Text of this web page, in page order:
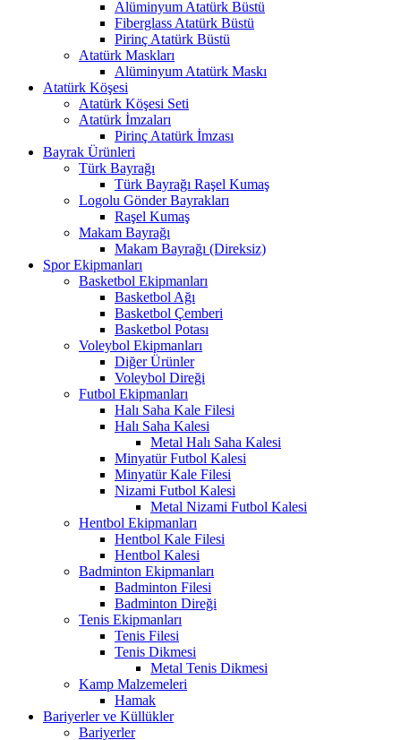
Alüminyum Atatürk Büstü
Fiberglass Atatürk Büstü
Pirinç Atatürk Büstü
Atatürk Maskları
Alüminyum Atatürk Maskı
Atatürk Köşesi
Atatürk Köşesi Seti
Atatürk İmzaları
Pirinç Atatürk İmzası
Bayrak Ürünleri
Türk Bayrağı
Türk Bayrağı Raşel Kumaş
Logolu Gönder Bayrakları
Raşel Kumaş
Makam Bayrağı
Makam Bayrağı (Direksiz)
Spor Ekipmanları
Basketbol Ekipmanları
Basketbol Ağı
Basketbol Çemberi
Basketbol Potası
Voleybol Ekipmanları
Diğer Ürünler
Voleybol Direği
Futbol Ekipmanları
Halı Saha Kale Filesi
Halı Saha Kalesi
Metal Halı Saha Kalesi
Minyatür Futbol Kalesi
Minyatür Kale Filesi
Nizami Futbol Kalesi
Metal Nizami Futbol Kalesi
Hentbol Ekipmanları
Hentbol Kale Filesi
Hentbol Kalesi
Badminton Ekipmanları
Badminton Filesi
Badminton Direği
Tenis Ekipmanları
Tenis Filesi
Tenis Dikmesi
Metal Tenis Dikmesi
Kamp Malzemeleri
Hamak
Bariyerler ve Küllükler
Bariyerler